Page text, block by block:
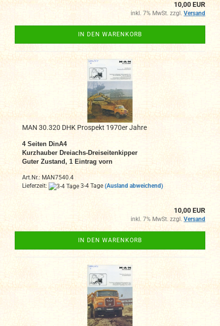
10,00 EUR
inkl. 7% MwSt. zzgl. Versand
IN DEN WARENKORB
MAN 30.320 DHK Prospekt 1970er Jahre
4 Seiten DinA4
Kurzhauber Dreiachs-Dreiseitenkipper
Guter Zustand, 1 Eintrag vorn
Art.Nr.: MAN7540.4
Lieferzeit:
3-4 Tage (Ausland abweichend)
10,00 EUR
inkl. 7% MwSt. zzgl. Versand
IN DEN WARENKORB